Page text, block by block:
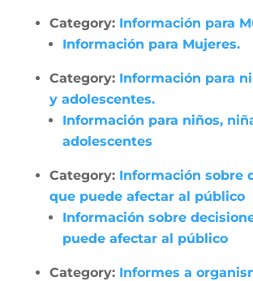
Category: Información para
Información para Mujeres.
Category: Información para
y adolescentes.
Información para niños,
adolescentes
Category: Información sobre
que puede afectar al público
Información sobre
puede afectar al público
Category: Informes a